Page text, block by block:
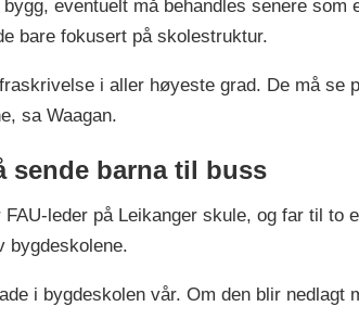
eventuelt må behandles senere som
bare fokusert på skolestruktur.
i aller høyeste grad. De må se
sa Waagan.
sende barna til buss
FAU-leder på Leikanger skule, og far til to
bygdeskolene.
i bygdeskolen vår. Om den blir